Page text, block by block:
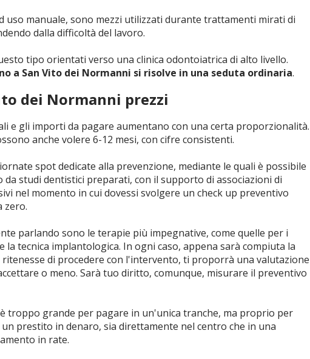
uso manuale, sono mezzi utilizzati durante trattamenti mirati di
dalla difficoltà del lavoro.
tipo orientati verso una clinica odontoiatrica di alto livello.
a San Vito dei Normanni si risolve in una seduta ordinaria.
dei Normanni prezzi
e gli importi da pagare aumentano con una certa proporzionalità.
anche volere 6-12 mesi, con cifre consistenti.
spot dedicate alla prevenzione, mediante le quali è possibile
studi dentistici preparati, con il supporto di associazioni di
nel momento in cui dovessi svolgere un check up preventivo
zero.
parlando sono le terapie più impegnative, come quelle per i
la tecnica implantologica. In ogni caso, appena sarà compiuta la
di procedere con l'intervento, ti proporrà una valutazione
o meno. Sarà tuo diritto, comunque, misurare il preventivo
troppo grande per pagare in un'unica tranche, ma proprio per
prestito in denaro, sia direttamente nel centro che in una
in rate.